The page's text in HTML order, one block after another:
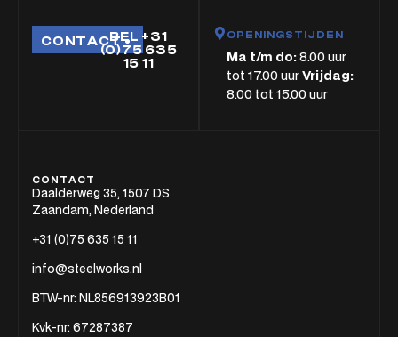
CONTACTBEL +31
(0)75 635
15 11
OPENINGSTIJDEN
Ma t/m do:8.00 uur
tot 17.00 uurVrijdag:
8.00 tot 15.00 uur
CONTACT
Daalderweg 35, 1507 DS
Zaandam, Nederland
+31 (0)75 635 15 11
info@steelworks.nl
BTW-nr: NL856913923B01
Kvk-nr: 67287387